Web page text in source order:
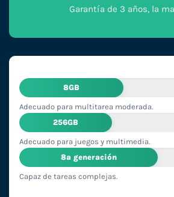
Garantía de 3 años, la
8GB
Adecuado para multitarea moderada.
256GB
Adecuado para juegos y multimedia.
8ª generación
Capaz de tareas complejas.